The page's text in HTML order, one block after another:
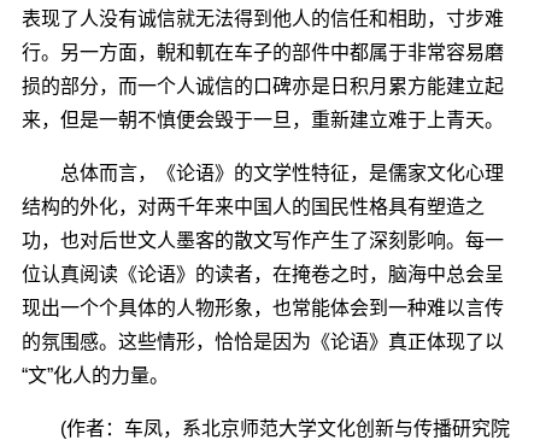
表现了人没有诚信就无法得到他人的信任和相助，寸步难
行。另一方面，輗和軏在车子的部件中都属于非常容易磨
损的部分，而一个人诚信的口碑亦是日积月累方能建立起
来，但是一朝不慎便会毁于一旦，重新建立难于上青天。
总体而言，《论语》的文学性特征，是儒家文化心理
结构的外化，对两千年来中国人的国民性格具有塑造之
功，也对后世文人墨客的散文写作产生了深刻影响。每一
位认真阅读《论语》的读者，在掩卷之时，脑海中总会呈
现出一个个具体的人物形象，也常能体会到一种难以言传
的氛围感。这些情形，恰恰是因为《论语》真正体现了以
“文”化人的力量。
(作者：车凤，系北京师范大学文化创新与传播研究院